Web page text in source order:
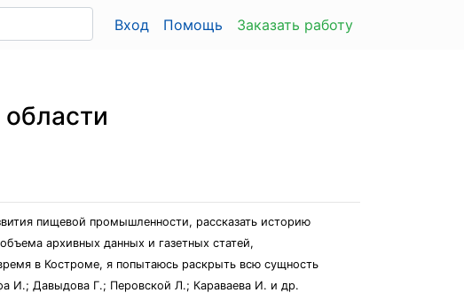
Вход Помощь Заказать работу
пищевой промышленности, рассказать историю
архивных данных и газетных статей,
в Костроме, я попытаюсь раскрыть всю сущность
И.; Давыдова Г.; Перовской Л.; Караваева И. и др.